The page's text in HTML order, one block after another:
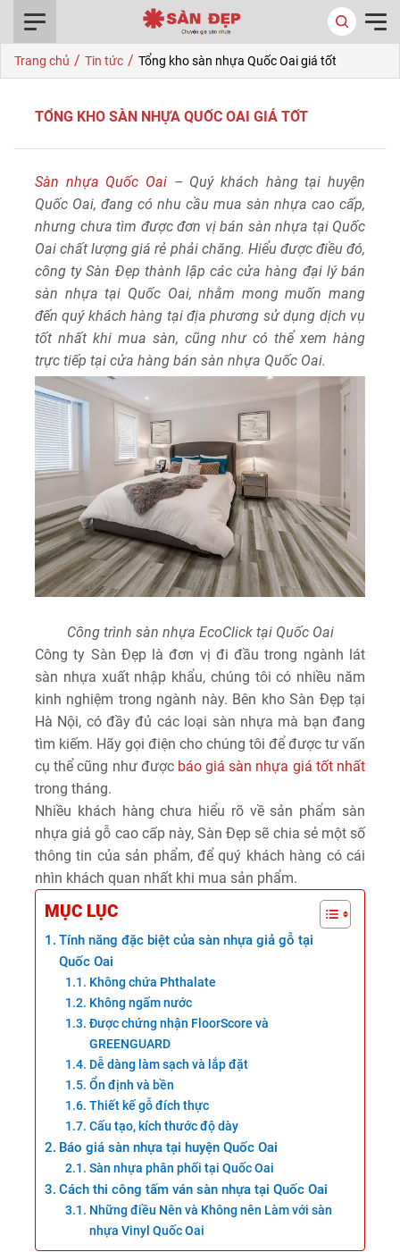
Trang chủ / Tin tức / Tổng kho sàn nhựa Quốc Oai giá tốt
TỔNG KHO SÀN NHỰA QUỐC OAI GIÁ TỐT
Sàn nhựa Quốc Oai – Quý khách hàng tại huyện
Quốc Oai, đang có nhu cầu mua sàn nhựa cao cấp,
nhưng chưa tìm được đơn vị bán sàn nhựa tại Quốc
Oai chất lượng giá rẻ phải chăng. Hiểu được điều đó,
công ty Sàn Đẹp thành lập các cửa hàng đại lý bán
sàn nhựa tại Quốc Oai, nhằm mong muốn mang
đến quý khách hàng tại địa phương sử dụng dịch vụ
tốt nhất khi mua sàn, cũng như có thể xem hàng
trực tiếp tại cửa hàng bán sàn nhựa Quốc Oai.
Công trình sàn nhựa EcoClick tại Quốc Oai
Công ty Sàn Đẹp là đơn vị đi đầu trong ngành lát
sàn nhựa xuất nhập khẩu, chúng tôi có nhiều năm
kinh nghiệm trong ngành này. Bên kho Sàn Đẹp tại
Hà Nội, có đầy đủ các loại sàn nhựa mà bạn đang
tìm kiếm. Hãy gọi điện cho chúng tôi để được tư vấn
cụ thể cũng như được báo giá sàn nhựa giá tốt nhất
trong tháng.
Nhiều khách hàng chưa hiểu rõ về sản phẩm sàn
nhựa giả gỗ cao cấp này, Sàn Đẹp sẽ chia sẻ một số
thông tin của sản phẩm, để quý khách hàng có cái
nhìn khách quan nhất khi mua sản phẩm.
MỤC LỤC
Tính năng đặc biệt của sàn nhựa giả gỗ tại
Quốc Oai
Không chứa Phthalate
Không ngấm nước
Được chứng nhận FloorScore và
GREENGUARD
Dễ dàng làm sạch và lắp đặt
Ổn định và bền
Thiết kế gỗ đích thực
Cấu tạo, kích thước độ dày
Báo giá sàn nhựa tại huyện Quốc Oai
Sàn nhựa phân phối tại Quốc Oai
Cách thi công tấm ván sàn nhựa tại Quốc Oai
Những điều Nên và Không nên Làm với sàn
nhựa Vinyl Quốc Oai